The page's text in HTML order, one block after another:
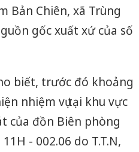
Bản Chiên, xã Trùng
gốc xuất xứ của số
biết, trước đó khoảng
nhiệm vụ tại khu vực
của đồn Biên phòng
- 002.06 do T.T.N,